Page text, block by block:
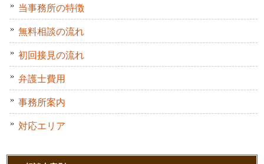
当事務所の特徴
無料相談の流れ
初回接見の流れ
弁護士費用
事務所案内
対応エリア